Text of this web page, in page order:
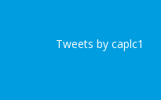
Tweets by caplc1